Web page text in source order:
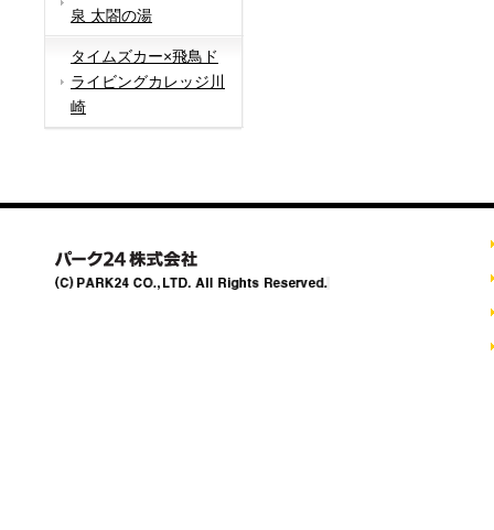
泉 太閤の湯
タイムズカー×飛鳥ド
ライビングカレッジ川
崎